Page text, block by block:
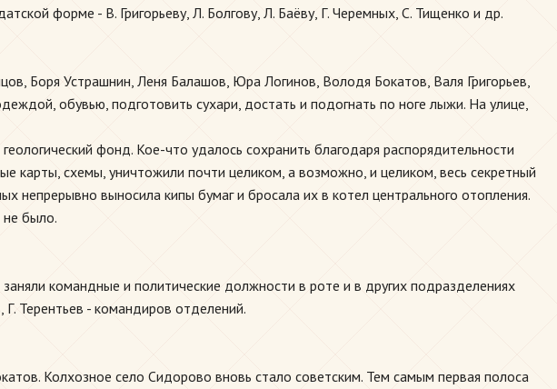
форме - В. Григорьеву, Л. Болгову, Л. Баёву, Г. Черемных, С. Тищенко и др.
Боря Устрашнин, Леня Балашов, Юра Логинов, Володя Бокатов, Валя Григорьев,
обувью, подготовить сухари, достать и подогнать по ноге лыжи. На улице,
фонд. Кое-что удалось сохранить благодаря распорядительности
карты, схемы, уничтожили почти целиком, а возможно, и целиком, весь секретный
непрерывно выносила кипы бумаг и бросала их в котел центрального отопления.
не было.
командные и политические должности в роте и в других подразделениях
Терентьев - командиров отделений.
Колхозное село Сидорово вновь стало советским. Тем самым первая полоса